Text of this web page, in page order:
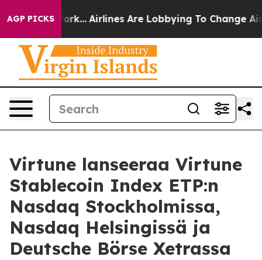
AGP PICKS
York... Airlines Are Lobbying To Change Airfare
Virtune lanseeraa Virtune
Stablecoin Index ETP:n
Nasdaq Stockholmissa,
Nasdaq Helsingissä ja
Deutsche Börse Xetrassa